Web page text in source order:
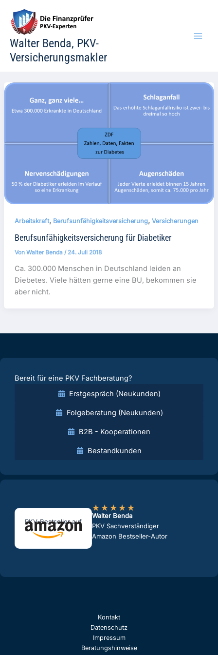
Inhalt
springen
Walter Benda, PKV-
Versicherungsmakler
Arbeitskraft, Berufsunfähigkeitsversicherung, Versicherungen
Berufsunfähigkeitsversicherung für Diabetiker
Von Walter Benda / 24. Juli 2018
Ca. 300.000 Menschen in Deutschland leiden an
Diebetes. Viele hätten gerne eine BU, bekommen sie
aber nicht.
Bereit für eine PKV Fachberatung?
Erstgespräch (Neukunden)
Folgeberatung (Neukunden)
B2B - Kooperationen
Bestandkunden
PKV-Bestseller auf
★★★★★
Walter Benda
PKV Sachverständiger
Amazon Bestseller-Autor
Kontakt
Datenschutz
Impressum
Beratungshinweise